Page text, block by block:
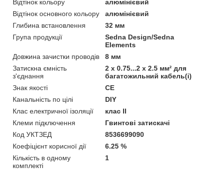
Відтінок кольору
алюмінієвий
Відтінок основного кольору
алюмінієвий
Глибина встановлення
32 мм
Група продукції
Sedna Design/Sedna
Elements
Довжина зачистки проводів
8 мм
Затискна ємність
з'єднання
2 x 0.75...2 x 2.5 мм² для
багатожильний кабель(і)
Знак якості
CE
Канальність по цілі
DIY
Клас електричної ізоляції
клас II
Клеми підключення
Гвинтові затискачі
Код УКТЗЕД
8536699090
Коефіцієнт корисної дії
6.25 %
Кількість в одному
комплекті
1